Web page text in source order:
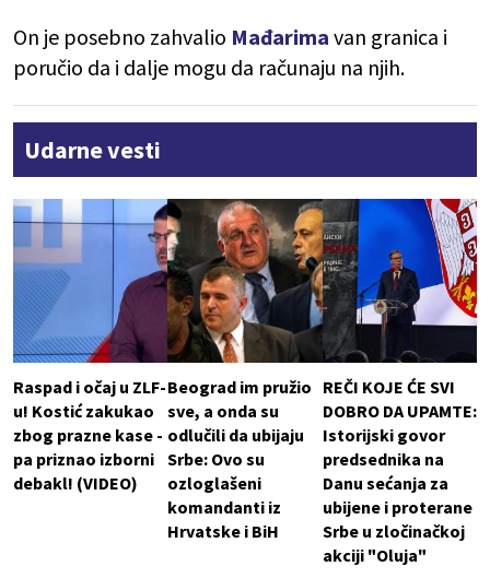
On je posebno zahvalio Mađarima van granica i
poručio da i dalje mogu da računaju na njih.
Udarne vesti
Raspad i očaj u ZLF-
u! Kostić zakukao
zbog prazne kase -
pa priznao izborni
debakl! (VIDEO)
Beograd im pružio
sve, a onda su
odlučili da ubijaju
Srbe: Ovo su
ozloglašeni
komandanti iz
Hrvatske i BiH
REČI KOJE ĆE SVI
DOBRO DA UPAMTE:
Istorijski govor
predsednika na
Danu sećanja za
ubijene i proterane
Srbe u zločinačkoj
akciji "Oluja"